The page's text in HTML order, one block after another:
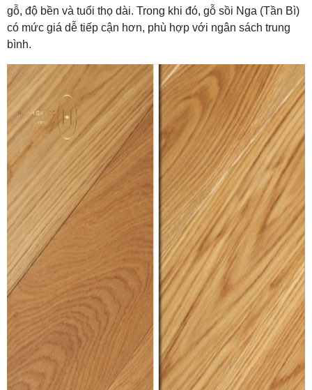
gỗ, độ bền và tuổi thọ dài. Trong khi đó, gỗ sồi Nga (Tần Bì)
có mức giá dễ tiếp cận hơn, phù hợp với ngân sách trung
bình.